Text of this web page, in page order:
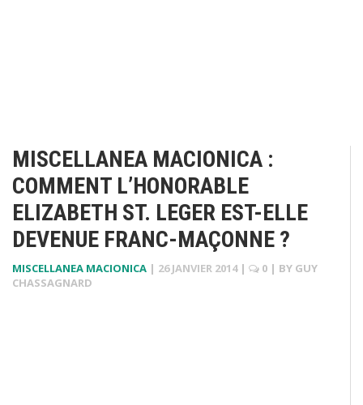
MISCELLANEA MACIONICA :
COMMENT L’HONORABLE
ELIZABETH ST. LEGER EST-ELLE
DEVENUE FRANC-MAÇONNE ?
MISCELLANEA MACIONICA | 26 JANVIER 2014 | 0 | BY GUY
CHASSAGNARD